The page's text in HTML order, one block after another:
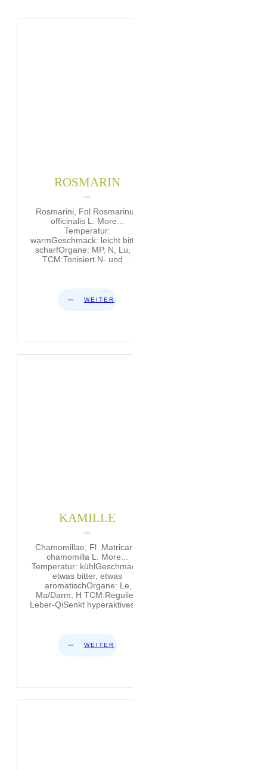
ROSMARIN
Rosmarini, Fol Rosmarinus
officinalis L. More...
Temperatur:
warmGeschmack: leicht bitter,
scharfOrgane: MP, N, Lu, H
TCM:Tonisiert N- und
WEITER
KAMILLE
Chamomillae, Fl Matricaria
chamomilla L. More...
Temperatur: kühlGeschmack:
etwas bitter, etwas
aromatischOrgane: Le,
Ma/Darm, H TCM:Reguliert
Leber-QiSenkt hyperaktives
WEITER